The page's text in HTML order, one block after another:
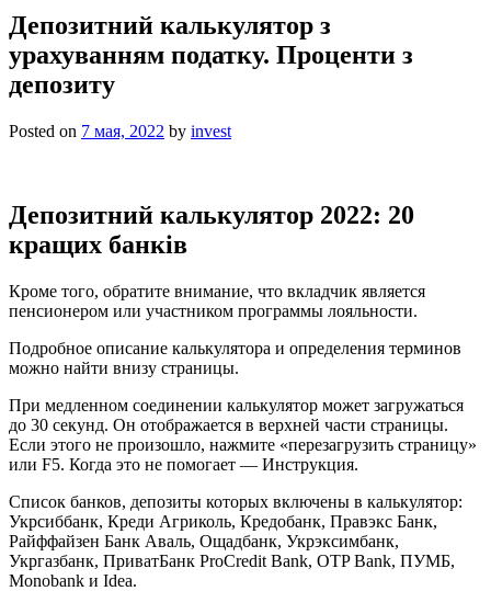
Депозитний калькулятор з
урахуванням податку. Проценти з
депозиту
Posted on 7 мая, 2022 by invest
Депозитний калькулятор 2022: 20
кращих банків
Кроме того, обратите внимание, что вкладчик является
пенсионером или участником программы лояльности.
Подробное описание калькулятора и определения терминов
можно найти внизу страницы.
При медленном соединении калькулятор может загружаться
до 30 секунд. Он отображается в верхней части страницы.
Если этого не произошло, нажмите «перезагрузить страницу»
или F5. Когда это не помогает — Инструкция.
Список банков, депозиты которых включены в калькулятор:
Укрсиббанк, Креди Агриколь, Кредобанк, Правэкс Банк,
Райффайзен Банк Аваль, Ощадбанк, Укрэксимбанк,
Укргазбанк, ПриватБанк ProCredit Bank, OTP Bank, ПУМБ,
Monobank и Idea.